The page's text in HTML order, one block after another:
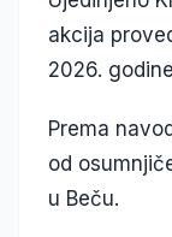
akcija
2026.
Prema
od
u Beču.